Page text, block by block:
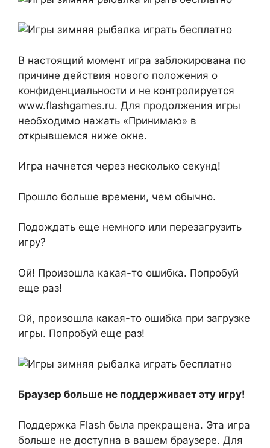
В настоящий момент игра заблокирована по
причине действия нового положения о
конфиденциальности и не контролируется
www.flashgames.ru. Для продолжения игры
необходимо нажать «Принимаю» в
открывшемся ниже окне.
Игра начнется через несколько секунд!
Прошло больше времени, чем обычно.
Подождать еще немного или перезагрузить
игру?
Ой! Произошла какая-то ошибка. Попробуй
еще раз!
Ой, произошла какая-то ошибка при загрузке
игры. Попробуй еще раз!
Браузер больше не поддерживает эту игру!
Поддержка Flash была прекращена. Эта игра
больше не доступна в вашем браузере. Для